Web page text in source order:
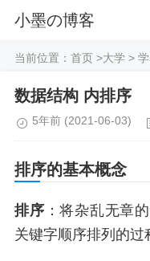
小墨の博客
当前位置： 首页 >大学 >
数据结构 内排序
5年前 (2021-06-03)
排序的基本概念
排序 ：将杂乱无章
关键字顺序排列的过